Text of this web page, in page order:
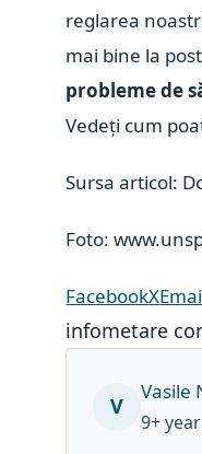
reglarea
mai bine la
probleme de
Vedeți cum
Sursa articol:
Foto:
FacebookX
infometare
V
Vasile
9+